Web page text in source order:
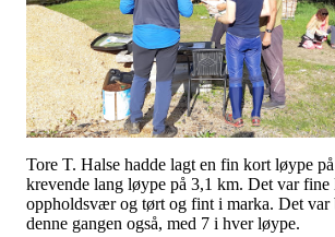
Tore T. Halse hadde lagt en fin kort løype
krevende lang løype på 3,1 km. Det var fine
oppholdsvær og tørt og fint i marka. Det var
denne gangen også, med 7 i hver løype.